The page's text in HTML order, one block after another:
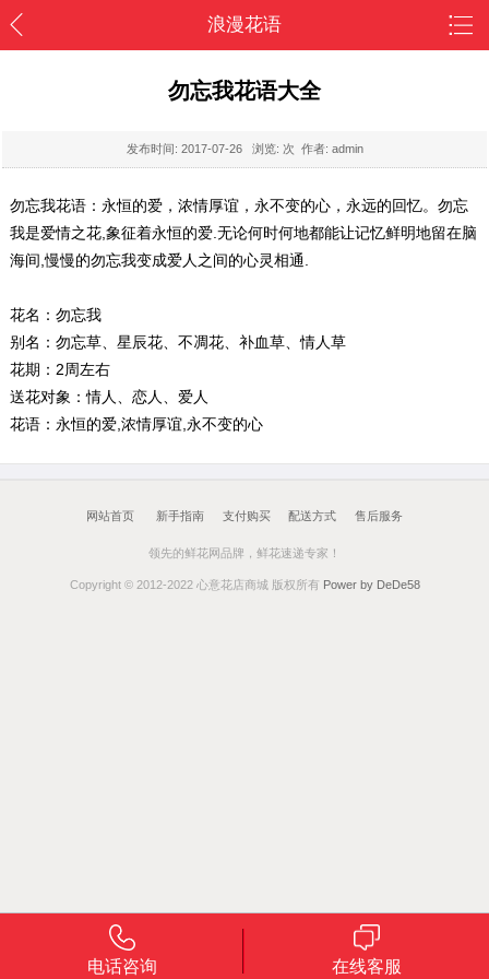
浪漫花语
勿忘我花语大全
发布时间: 2017-07-26浏览: 次 作者: admin
勿忘我花语：永恒的爱，浓情厚谊，永不变的心，永远的回忆。勿忘
我是爱情之花,象征着永恒的爱.无论何时何地都能让记忆鲜明地留在脑
海间,慢慢的勿忘我变成爱人之间的心灵相通.
花名：勿忘我
别名：勿忘草、星辰花、不凋花、补血草、情人草
花期：2周左右
送花对象：情人、恋人、爱人
花语：永恒的爱,浓情厚谊,永不变的心
网站首页 新手指南 支付购买 配送方式 售后服务
领先的鲜花网品牌，鲜花速递专家！
Copyright © 2012-2022 心意花店商城 版权所有 Power by DeDe58
电话咨询 在线客服